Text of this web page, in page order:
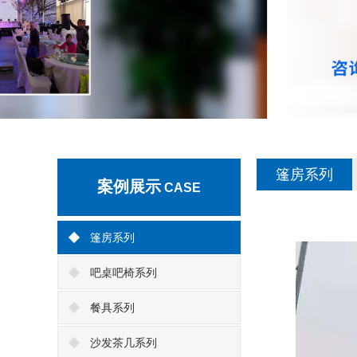
案例展示 CASE
篷房系列
吧桌吧椅系列
餐具系列
沙发茶几系列
篷房系列